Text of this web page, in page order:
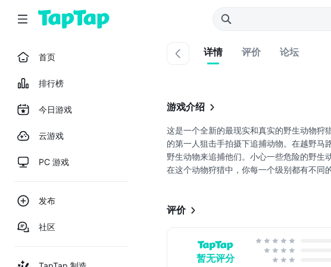
首页
排行榜
今日游戏
云游戏
PC 游戏
发布
社区
详情 评价 论坛
游戏介绍
这是一个全新的最现实和真实的野生动物狩
的第一人狙击手拍摄下追捕动物。在越野马
野生动物来追捕他们。小心一些危险的野生
在这个动物狩猎中，你每一个级别都有不同
评价
暂无评分